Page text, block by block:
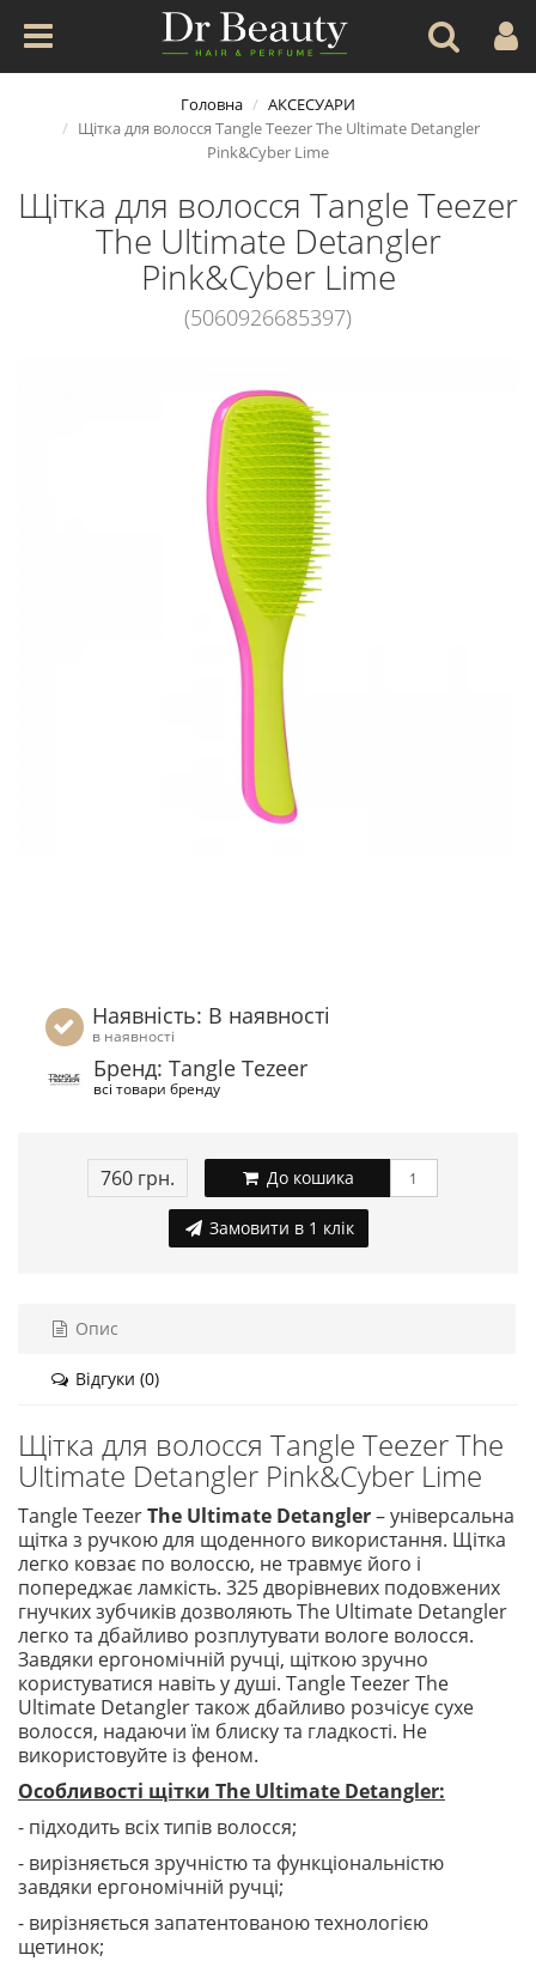
Головна
АКСЕСУАРИ
Щітка для волосся Tangle Teezer The Ultimate Detangler
Pink&Cyber Lime
Щітка для волосся Tangle Teezer
The Ultimate Detangler
Pink&Cyber Lime
(5060926685397)
Наявність: В наявності
в наявності
Бренд: Tangle Tezeer
всі товари бренду
760 грн. До кошика
Замовити в 1 клік
Опис
Відгуки (0)
Щітка для волосся Tangle Teezer The
Ultimate Detangler Pink&Cyber Lime
Tangle TeezerThe Ultimate Detangler– універсальна
щітка з ручкою для щоденного використання. Щітка
легко ковзає по волоссю, не травмує його і
попереджає ламкість. 325 дворівневих подовжених
гнучких зубчиків дозволяють The Ultimate Detangler
легко та дбайливо розплутувати вологе волосся.
Завдяки ергономічній ручці, щіткою зручно
користуватися навіть у душі. Tangle Teezer The
Ultimate Detangler також дбайливо розчісує сухе
волосся, надаючи їм блиску та гладкості. Не
використовуйте із феном.
Особливості щітки The Ultimate Detangler:
- підходить всіх типів волосся;
- вирізняється зручністю та функціональністю
завдяки ергономічній ручці;
- вирізняється запатентованою технологією
щетинок;